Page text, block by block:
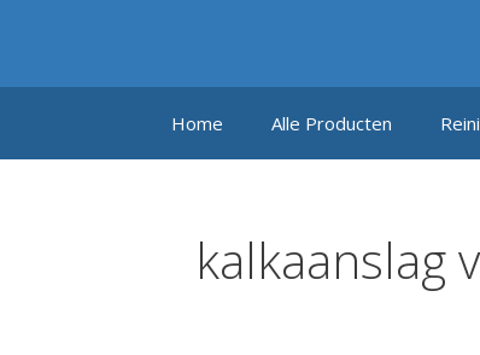
Home Alle Producten
kalkaanslag